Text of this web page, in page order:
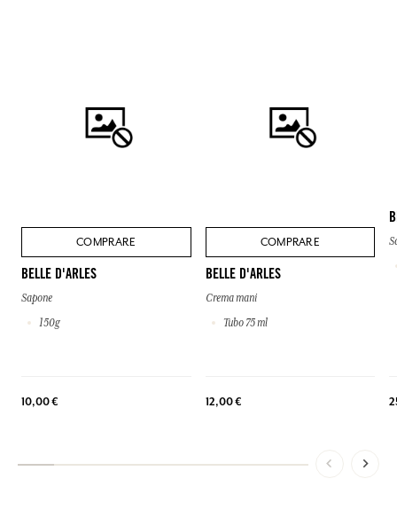
COMPRARE
BELLE D'ARLES
Sapone
150g
10,00 €
COMPRARE
BELLE D'ARLES
Crema mani
Tubo 75 ml
12,00 €